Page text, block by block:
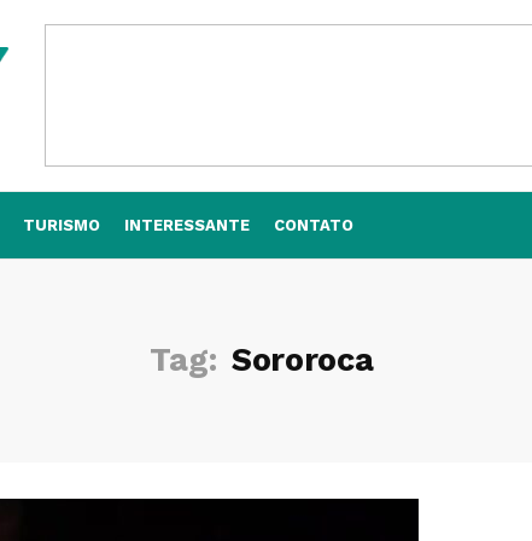
TURISMO INTERESSANTE CONTATO
Tag: Sororoca